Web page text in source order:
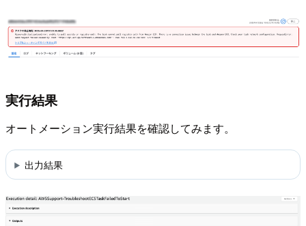
実行結果
オートメーション実行結果を確認してみます。
出力結果